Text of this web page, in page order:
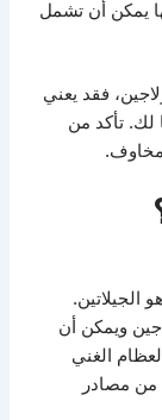
يمكن أن تشمل
فقد يعني
لك. تأكد من
مخاوف.
الجيلاتين.
ويمكن أن
الغني
من مصادر